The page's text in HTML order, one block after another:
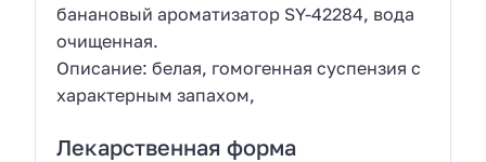
банановый ароматизатор SY-42284, вода
очищенная.
Описание: белая, гомогенная суспензия с
характерным запахом,
Лекарственная форма